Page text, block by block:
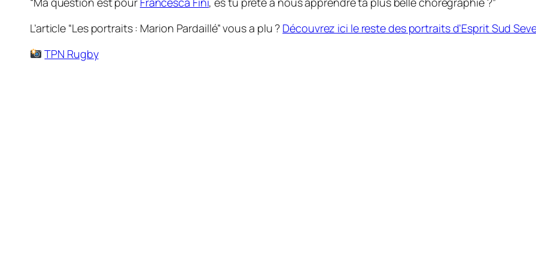
L’article “Les portraits : Marion Pardaillé” vous a plu ? Découvrez ici le reste des portraits d’Esprit Sud
TPN Rugby